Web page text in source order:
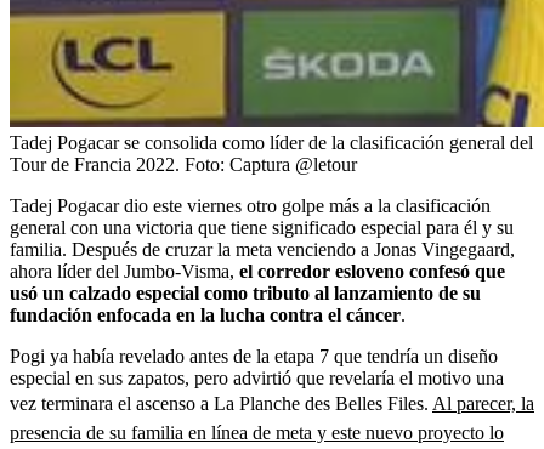
Tadej Pogacar se consolida como líder de la clasificación general del
Tour de Francia 2022. Foto: Captura @letour
Tadej Pogacar dio este viernes otro golpe más a la clasificación
general con una victoria que tiene significado especial para él y su
familia. Después de cruzar la meta venciendo a Jonas Vingegaard,
ahora líder del Jumbo-Visma, el corredor esloveno confesó que
usó un calzado especial como tributo al lanzamiento de su
fundación enfocada en la lucha contra el cáncer.
Pogi ya había revelado antes de la etapa 7 que tendría un diseño
especial en sus zapatos, pero advirtió que revelaría el motivo una
vez terminara el ascenso a La Planche des Belles Files. Al parecer, la
presencia de su familia en línea de meta y este nuevo proyecto lo